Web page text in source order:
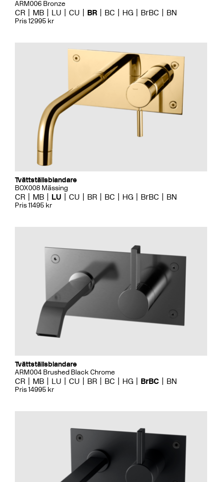
ARM006 Bronze
CR MB LU CU BR BC HG BrBC BN
Pris 12995 kr
Tvättställsblandare
BOX008 Mässing
CR MB LU CU BR BC HG BrBC BN
Pris 11495 kr
Tvättställsblandare
ARM004 Brushed Black Chrome
CR MB LU CU BR BC HG BrBC BN
Pris 14995 kr